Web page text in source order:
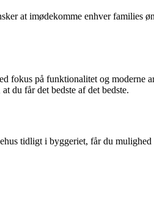
at imødekomme enhver families
fokus på funktionalitet og moderne
du får det bedste af det bedste.
tidligt i byggeriet, får du